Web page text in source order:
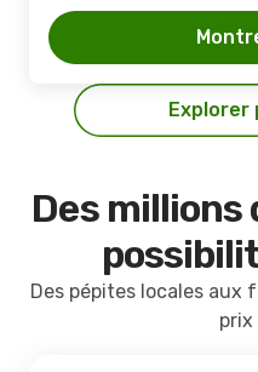
Explorer
Des millions
Des pépites locales aux